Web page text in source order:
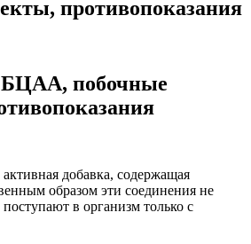
противопоказания
БЦАА, побочные
добавка, содержащая
образом эти соединения не
в организм только с